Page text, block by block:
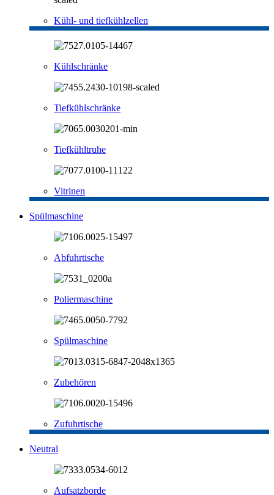
Kühl- und tiefkühlzellen
Kühlschränke
Tiefkühlschränke
Tiefkühltruhe
Vitrinen
Spülmaschine
Abfuhrtische
Poliermaschine
Spülmaschine
Zubehören
Zufuhrtische
Neutral
Aufsatzborde